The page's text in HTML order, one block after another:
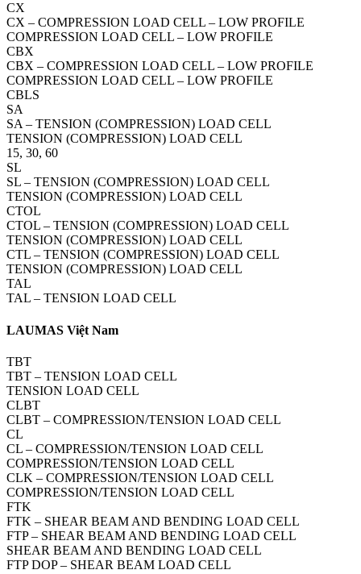
CX
CX – COMPRESSION LOAD CELL – LOW PROFILE
COMPRESSION LOAD CELL – LOW PROFILE
CBX
CBX – COMPRESSION LOAD CELL – LOW PROFILE
COMPRESSION LOAD CELL – LOW PROFILE
CBLS
SA
SA – TENSION (COMPRESSION) LOAD CELL
TENSION (COMPRESSION) LOAD CELL
15, 30, 60
SL
SL – TENSION (COMPRESSION) LOAD CELL
TENSION (COMPRESSION) LOAD CELL
CTOL
CTOL – TENSION (COMPRESSION) LOAD CELL
TENSION (COMPRESSION) LOAD CELL
CTL – TENSION (COMPRESSION) LOAD CELL
TENSION (COMPRESSION) LOAD CELL
TAL
TAL – TENSION LOAD CELL
LAUMAS Việt Nam
TBT
TBT – TENSION LOAD CELL
TENSION LOAD CELL
CLBT
CLBT – COMPRESSION/TENSION LOAD CELL
CL
CL – COMPRESSION/TENSION LOAD CELL
COMPRESSION/TENSION LOAD CELL
CLK – COMPRESSION/TENSION LOAD CELL
COMPRESSION/TENSION LOAD CELL
FTK
FTK – SHEAR BEAM AND BENDING LOAD CELL
FTP – SHEAR BEAM AND BENDING LOAD CELL
SHEAR BEAM AND BENDING LOAD CELL
FTP DOP – SHEAR BEAM LOAD CELL